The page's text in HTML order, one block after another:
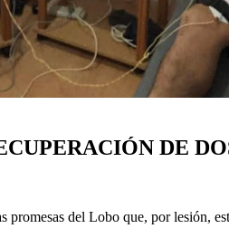
DE
del Lobo que, por lesión,